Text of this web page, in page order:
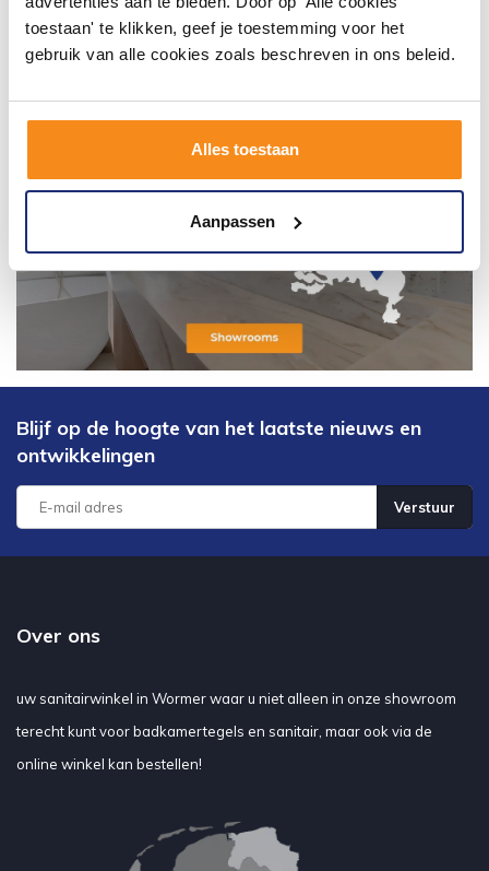
toestaan' te klikken, geef je toestemming voor het
gebruik van alle cookies zoals beschreven in ons beleid.
Alles toestaan
Aanpassen
Blijf op de hoogte van het laatste nieuws en
ontwikkelingen
Verstuur
Over ons
uw sanitairwinkel in Wormer waar u niet alleen in onze showroom
terecht kunt voor badkamertegels en sanitair, maar ook via de
online winkel kan bestellen!